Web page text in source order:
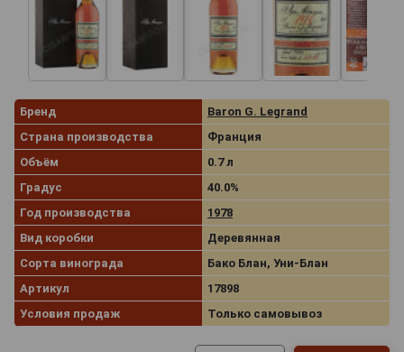
Бренд
Baron G. Legrand
Страна производства
Франция
Объём
0.7 л
Градус
40.0%
Год производства
1978
Вид коробки
Деревянная
Сорта винограда
Бако Блан, Уни-Блан
Артикул
17898
Условия продаж
Только самовывоз